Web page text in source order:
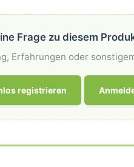
Frage zu diesem
Erfahrungen oder
registrieren